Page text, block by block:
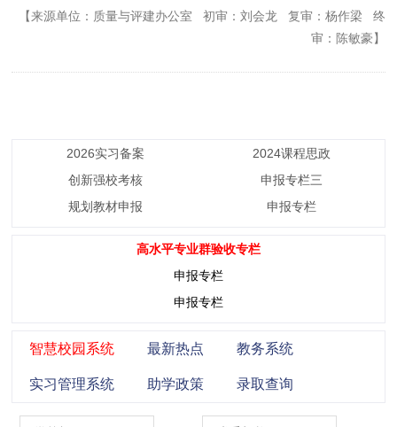
【来源单位：质量与评建办公室 初审：刘会龙 复审：杨作梁 终
审：陈敏豪】
2026实习备案
2024课程思政
创新强校考核
申报专栏三
规划教材申报
申报专栏
高水平专业群验收专栏
申报专栏
申报专栏
智慧校园系统
实习管理系统
最新热点
助学政策
教务系统
录取查询